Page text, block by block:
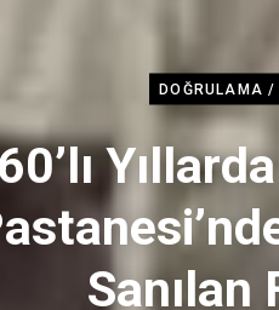
DOĞRULAMA
Sanılan